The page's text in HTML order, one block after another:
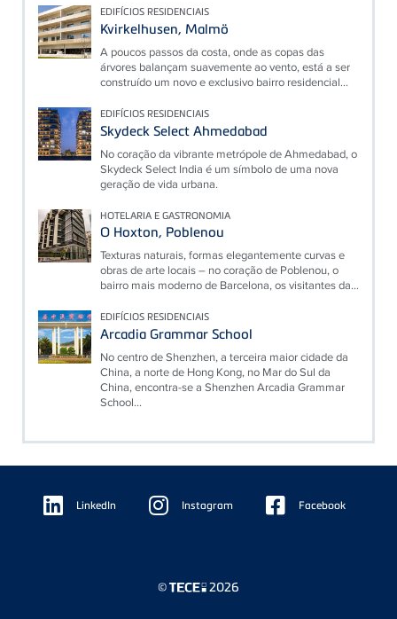
EDIFÍCIOS RESIDENCIAIS
Kvirkelhusen, Malmö
A poucos passos da costa, onde as copas das
árvores balançam suavemente ao vento, está a ser
construído um novo e exclusivo bairro residencial...
EDIFÍCIOS RESIDENCIAIS
Skydeck Select Ahmedabad
No coração da vibrante metrópole de Ahmedabad, o
Skydeck Select India é um símbolo de uma nova
geração de vida urbana.
HOTELARIA E GASTRONOMIA
O Hoxton, Poblenou
Texturas naturais, formas elegantemente curvas e
obras de arte locais – no coração de Poblenou, o
bairro mais moderno de Barcelona, ​​os visitantes da...
EDIFÍCIOS RESIDENCIAIS
Arcadia Grammar School
No centro de Shenzhen, a terceira maior cidade da
China, a norte de Hong Kong, no Mar do Sul da
China, encontra-se a Shenzhen Arcadia Grammar
School...
Floating
Sidebar LinkedIn Instagram Facebook
© 2026